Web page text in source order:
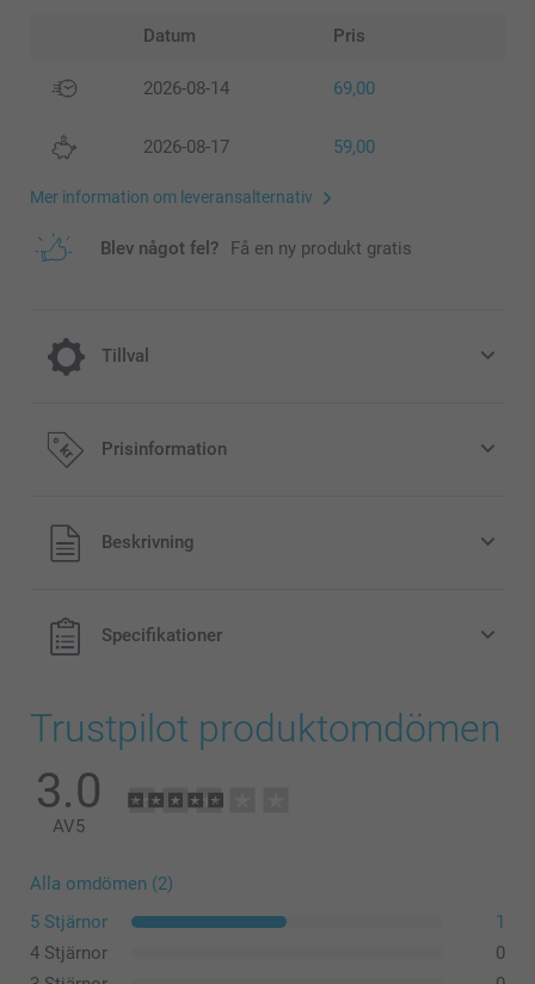
Datum Pris
2026-08-14 69,00
2026-08-17 59,00
Mer information om leveransalternativ
Blev något fel? Få en ny produkt gratis
Tillval
Kylning för varma dagar
Prisinformation
Alla priser är i svenska kronor (SEK), inklusive moms och
exklusive porto.
Beskrivning
Specifikationer
Trustpilot produktomdömen
3.0
AV5
Alla omdömen (2)
5 Stjärnor
1
4 Stjärnor
0